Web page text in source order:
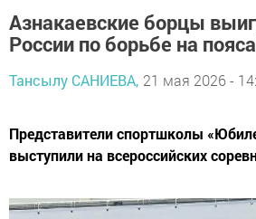
Азнакаевские борцы
России по борьбе на
Тансылу САНИЕВА, 21 мая 2026 -
Представители спортшколы
выступили на всероссийских